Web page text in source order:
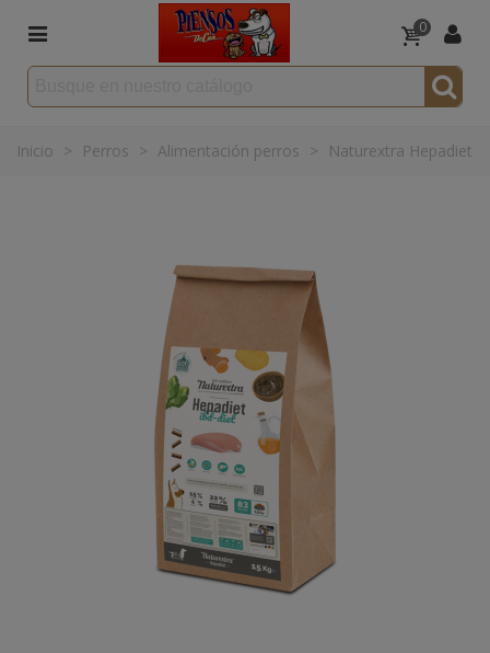
0
Inicio > Perros > Alimentación perros > Naturextra Hepadiet